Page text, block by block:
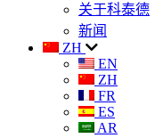
关于科泰德
新闻
ZH
EN
ZH
FR
ES
AR